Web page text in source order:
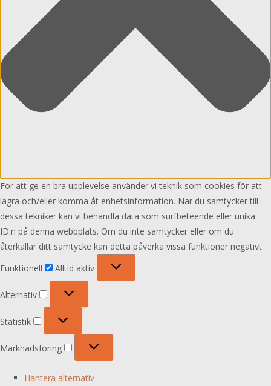
För att ge en bra upplevelse använder vi teknik som cookies för att
lagra och/eller komma åt enhetsinformation. När du samtycker till
dessa tekniker kan vi behandla data som surfbeteende eller unika
ID:n på denna webbplats. Om du inte samtycker eller om du
återkallar ditt samtycke kan detta påverka vissa funktioner negativt.
Funktionell
Alltid aktiv
Alternativ
Statistik
Marknadsföring
Hantera alternativ